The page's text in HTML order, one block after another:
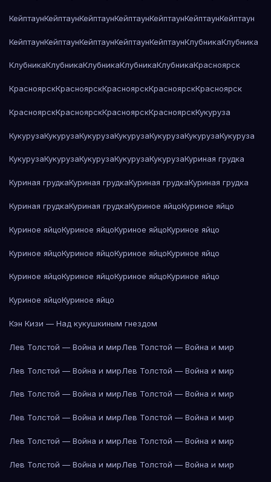
КейптаунКейптаунКейптаунКейптаунКейптаунКейптаунКейптаун
КейптаунКейптаунКейптаунКейптаунКейптаунКлубникаКлубника
КлубникаКлубникаКлубникаКлубникаКлубникаКрасноярск
КрасноярскКрасноярскКрасноярскКрасноярскКрасноярск
КрасноярскКрасноярскКрасноярскКрасноярскКукуруза
КукурузаКукурузаКукурузаКукурузаКукурузаКукурузаКукуруза
КукурузаКукурузаКукурузаКукурузаКукурузаКуриная грудка
Куриная грудкаКуриная грудкаКуриная грудкаКуриная грудка
Куриная грудкаКуриная грудкаКуриное яйцоКуриное яйцо
Куриное яйцоКуриное яйцоКуриное яйцоКуриное яйцо
Куриное яйцоКуриное яйцоКуриное яйцоКуриное яйцо
Куриное яйцоКуриное яйцоКуриное яйцоКуриное яйцо
Куриное яйцоКуриное яйцо
Кэн Кизи — Над кукушкиным гнездом
Лев Толстой — Война и мирЛев Толстой — Война и мир
Лев Толстой — Война и мирЛев Толстой — Война и мир
Лев Толстой — Война и мирЛев Толстой — Война и мир
Лев Толстой — Война и мирЛев Толстой — Война и мир
Лев Толстой — Война и мирЛев Толстой — Война и мир
Лев Толстой — Война и мирЛев Толстой — Война и мир